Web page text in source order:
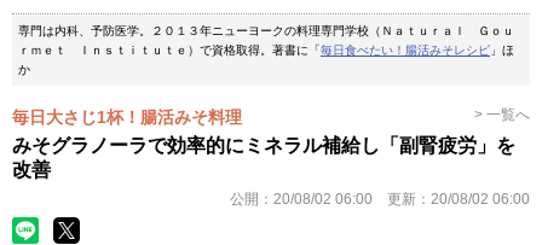
専門は内科、予防医学。２０１３年ニューヨークの料理専門学校（Ｎａｔｕｒａｌ Ｇｏｕ
ｒｍｅｔ Ｉｎｓｔｉｔｕｔｅ）で資格取得。著書に「毎日食べたい！腸活みそレシピ 」ほ
か
毎日大さじ1杯！腸活みそ料理 > 一覧へ
みそグラノーラで効率的にミネラル補給し「副腎疲労」を
改善
公開： 20/08/02 06:00 更新： 20/08/02 06:00